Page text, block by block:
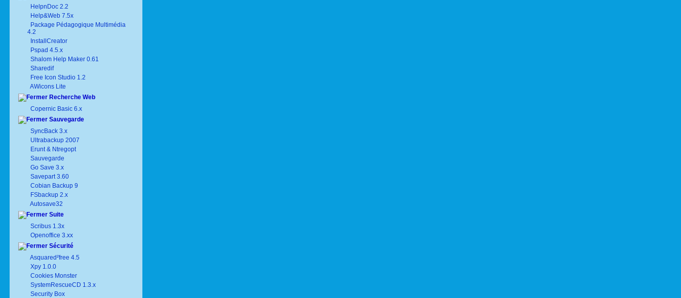
HelpnDoc 2.2
Help&Web 7.5x
Package Pédagogique Multimédia
4.2
InstallCreator
Pspad 4.5.x
Shalom Help Maker 0.61
Sharedif
Free Icon Studio 1.2
AWicons Lite
Recherche Web
Copernic Basic 6.x
Sauvegarde
SyncBack 3.x
Ultrabackup 2007
Erunt & Ntregopt
Sauvegarde
Go Save 3.x
Savepart 3.60
Cobian Backup 9
FSbackup 2.x
Autosave32
Suite
Scribus 1.3x
Openoffice 3.xx
Sécurité
Asquared²free 4.5
Xpy 1.0.0
Cookies Monster
SystemRescueCD 1.3.x
Security Box